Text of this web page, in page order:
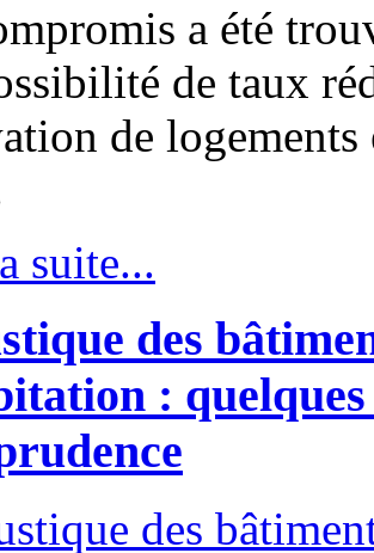
a été
de taux
de
suite...
des
: quelques